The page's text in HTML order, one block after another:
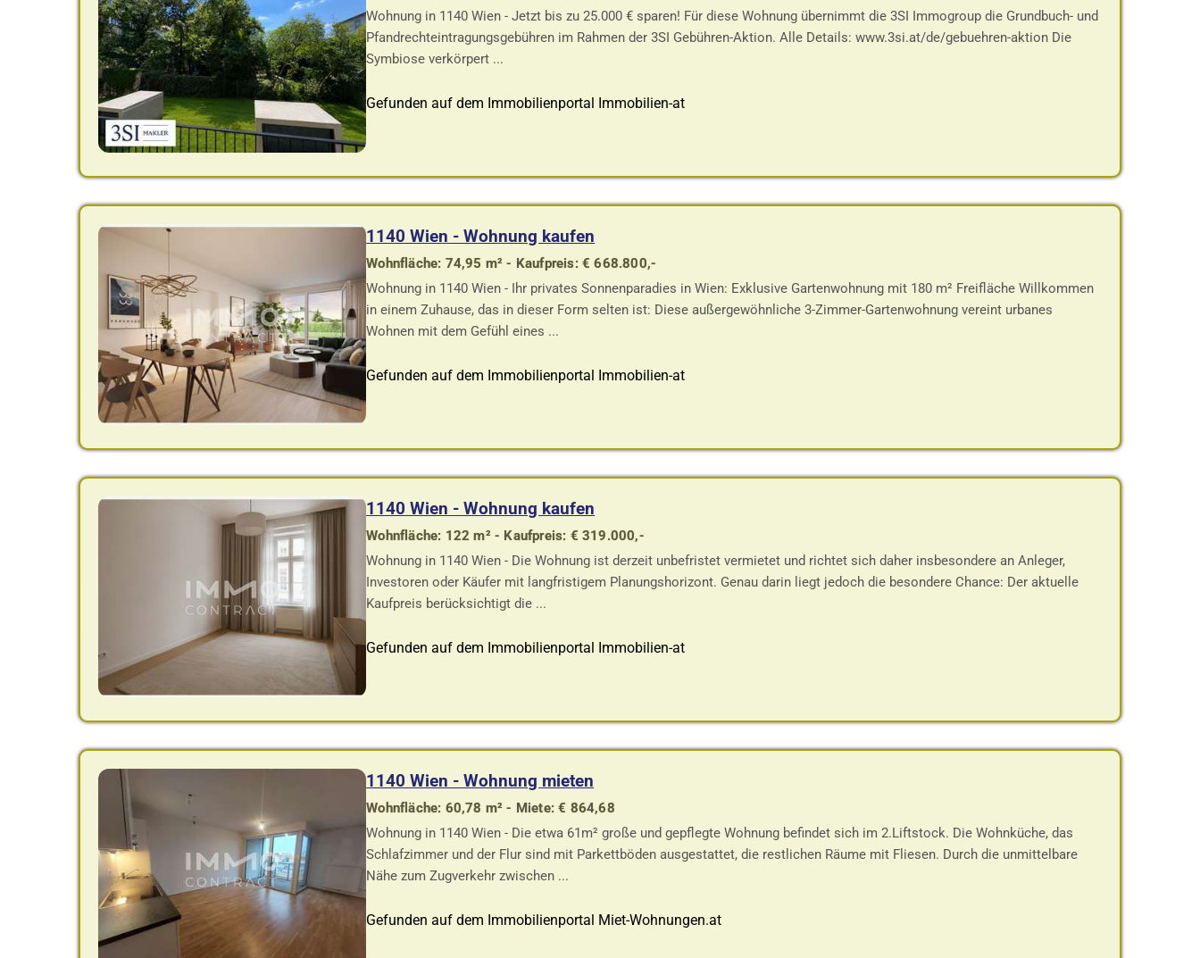
Wohnung in 1140 Wien - Jetzt bis zu 25.000 € sparen! Für diese Wohnung übernimmt die 3SI Immogroup die Grundbuch- und
Pfandrechteintragungsgebühren im Rahmen der 3SI Gebühren-Aktion. Alle Details: www.3si.at/de/gebuehren-aktion Die
Symbiose verkörpert ...
Gefunden auf dem Immobilienportal Immobilien-at
1140 Wien - Wohnung kaufen
Wohnfläche: 74,95 m² - Kaufpreis: € 668.800,-
Wohnung in 1140 Wien - Ihr privates Sonnenparadies in Wien: Exklusive Gartenwohnung mit 180 m² Freifläche Willkommen
in einem Zuhause, das in dieser Form selten ist: Diese außergewöhnliche 3-Zimmer-Gartenwohnung vereint urbanes
Wohnen mit dem Gefühl eines ...
Gefunden auf dem Immobilienportal Immobilien-at
1140 Wien - Wohnung kaufen
Wohnfläche: 122 m² - Kaufpreis: € 319.000,-
Wohnung in 1140 Wien - Die Wohnung ist derzeit unbefristet vermietet und richtet sich daher insbesondere an Anleger,
Investoren oder Käufer mit langfristigem Planungshorizont. Genau darin liegt jedoch die besondere Chance: Der aktuelle
Kaufpreis berücksichtigt die ...
Gefunden auf dem Immobilienportal Immobilien-at
1140 Wien - Wohnung mieten
Wohnfläche: 60,78 m² - Miete: € 864,68
Wohnung in 1140 Wien - Die etwa 61m² große und gepflegte Wohnung befindet sich im 2.Liftstock. Die Wohnküche, das
Schlafzimmer und der Flur sind mit Parkettböden ausgestattet, die restlichen Räume mit Fliesen. Durch die unmittelbare
Nähe zum Zugverkehr zwischen ...
Gefunden auf dem Immobilienportal Miet-Wohnungen.at